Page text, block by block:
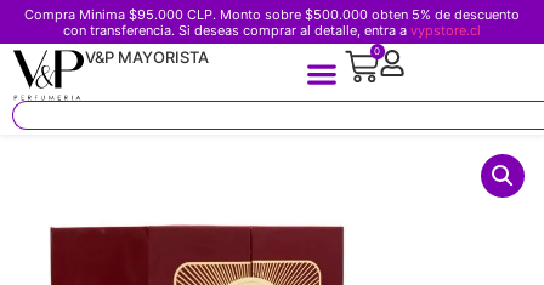
Compra Minima $95.000 CLP. Monto sobre $500.000 obten 5% de descuento
con transferencia. Si deseas comprar al detalle, entra a vypstore.cl
V&P MAYORISTA 0